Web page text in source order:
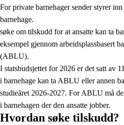
For private barnehager sender styrer
barnehage.
søke om tilskudd for at ansatte kan ta
eksempel gjennom arbeidsplassbasert
(ABLU).
I statsbudsjettet for 2026 er det satt av
i barnehage kan ta ABLU eller annen
studieåret 2026-2027. For ABLU må
i barnehagen der den ansatte jobber.
Hvordan søke tilskudd?